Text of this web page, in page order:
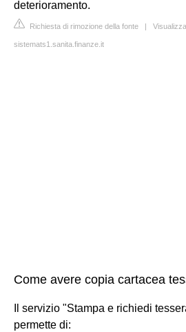
deterioramento.
Richiesta di rimozione della fonte |
sistemats1.sanita.finanze.it
Come avere copia cartacea
Il servizio "Stampa e richiedi
permette di: